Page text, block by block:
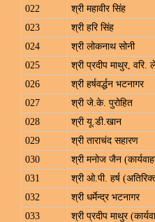
022
श्री महावीर सिंह
023
श्री हरि सिंह
024
श्री लोकनाथ सोनी
025
श्री प्रदीप माथुर, वरि.
026
श्री हर्षवर्द्धन भटनागर
027
श्री जे.के. पुरोहित
028
श्री यू.डी.खान
029
श्री ताराचंद सहारण
030
श्री मनोज जैन
031
श्री ओ.पी. हर्ष
032
श्री धर्मेन्द्र भटनागर
033
श्री प्रदीप माथुर